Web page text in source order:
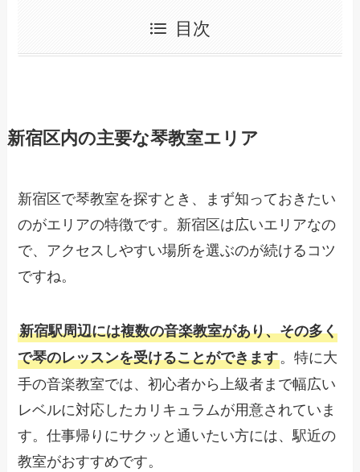
目次
新宿区内の主要な琴教室エリア
新宿区で琴教室を探すとき、まず知っておきたい
のがエリアの特徴です。新宿区は広いエリアなの
で、アクセスしやすい場所を選ぶのが続けるコツ
ですね。
新宿駅周辺には複数の音楽教室があり、その多く
で琴のレッスンを受けることができます。特に大
手の音楽教室では、初心者から上級者まで幅広い
レベルに対応したカリキュラムが用意されていま
す。仕事帰りにサクッと通いたい方には、駅近の
教室がおすすめです。